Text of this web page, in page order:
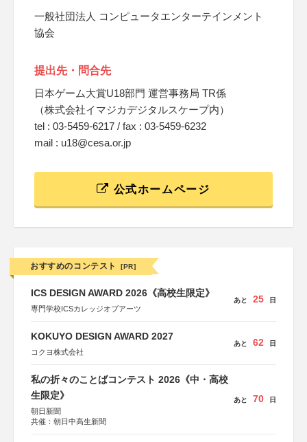
一般社団法人 コンピュータエンターテインメント
協会
提出先・問合先
日本ゲーム大賞U18部門 運営事務局 TR係
（株式会社イマジカデジタルスケープ内）
tel : 03-5459-6217 / fax : 03-5459-6232
mail : u18@cesa.or.jp
公式ホームページ
おすすめのコンテスト [PR]
ICS DESIGN AWARD 2026《高校生限定》
専門学校ICSカレッジオブアーツ
あと 25 日
KOKUYO DESIGN AWARD 2027
コクヨ株式会社
あと 62 日
私の折々のことばコンテスト 2026《中・高校
生限定》
朝日新聞
共催：朝日中高生新聞
あと 70 日